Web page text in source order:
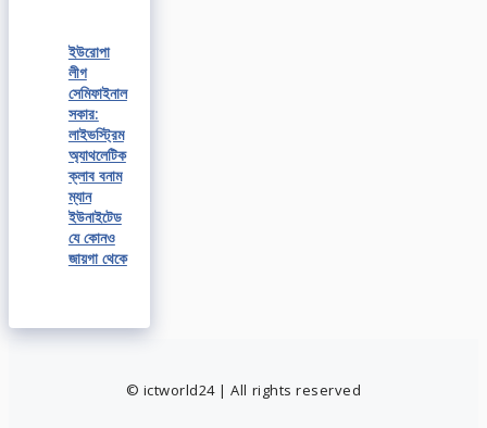
ইউরোপা
লীগ
সেমিফাইনাল
সকার:
লাইভস্ট্রিম
অ্যাথলেটিক
ক্লাব বনাম
ম্যান
ইউনাইটেড
যে কোনও
জায়গা থেকে
© ictworld24 | All rights reserved